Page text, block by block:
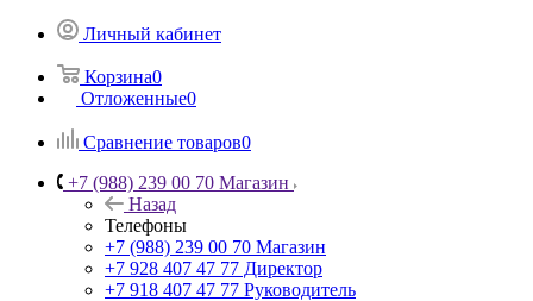
Личный кабинет
Корзина0
Отложенные0
Сравнение товаров0
+7 (988) 239 00 70 Магазин
Назад
Телефоны
+7 (988) 239 00 70 Магазин
+7 928 407 47 77 Директор
+7 918 407 47 77 Руководитель